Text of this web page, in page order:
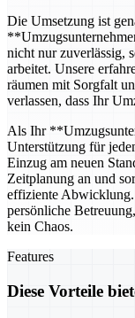
Die Umsetzung ist
nicht nur zuverlässig,
arbeitet. Unsere
räumen mit Sorgfalt
verlassen, dass Ihr
Als Ihr
Unterstützung für
Einzug am neuen
Zeitplanung an und
effiziente Abwicklung.
persönliche
kein Chaos.
Features
Diese Vorteile